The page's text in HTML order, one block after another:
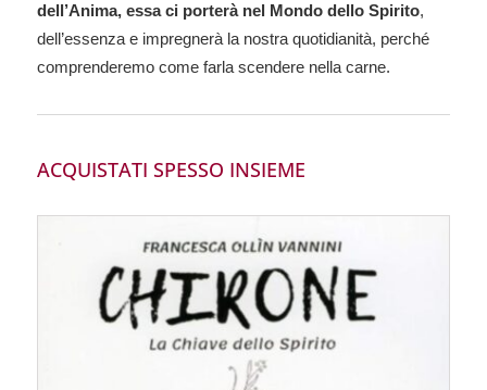
dell’Anima, essa ci porterà nel Mondo dello Spirito,
dell’essenza e impregnerà la nostra quotidianità, perché
comprenderemo come farla scendere nella carne.
ACQUISTATI SPESSO INSIEME